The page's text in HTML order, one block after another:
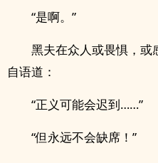
“是啊。”
黑夫在众人或畏惧，或
自语道：
“正义可能会迟到……”
“但永远不会缺席！”